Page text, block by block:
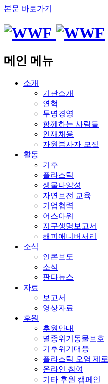
본문 바로가기
메인 메뉴
소개
기관소개
연혁
투명경영
함께하는 사람들
인재채용
자원봉사자 모집
활동
기후
플라스틱
생물다양성
자연보전 교육
기업협력
어스아워
지구생명보고서
해피애니버서리
소식
언론보도
소식
판다뉴스
자료
보고서
영상자료
후원
후원안내
멸종위기동물보호
기후위기대응
플라스틱 오염 제로
온라인 참여
기타 후원 캠페인